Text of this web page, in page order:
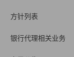
方针列表
银行代理相关业务